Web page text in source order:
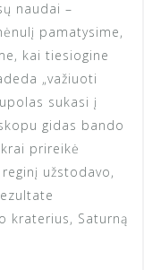
naudai –
pamatysime,
kai tiesiogine
„važiuoti
sukasi į
gidas bando
prireikė
užstodavo,
kraterius, Saturną